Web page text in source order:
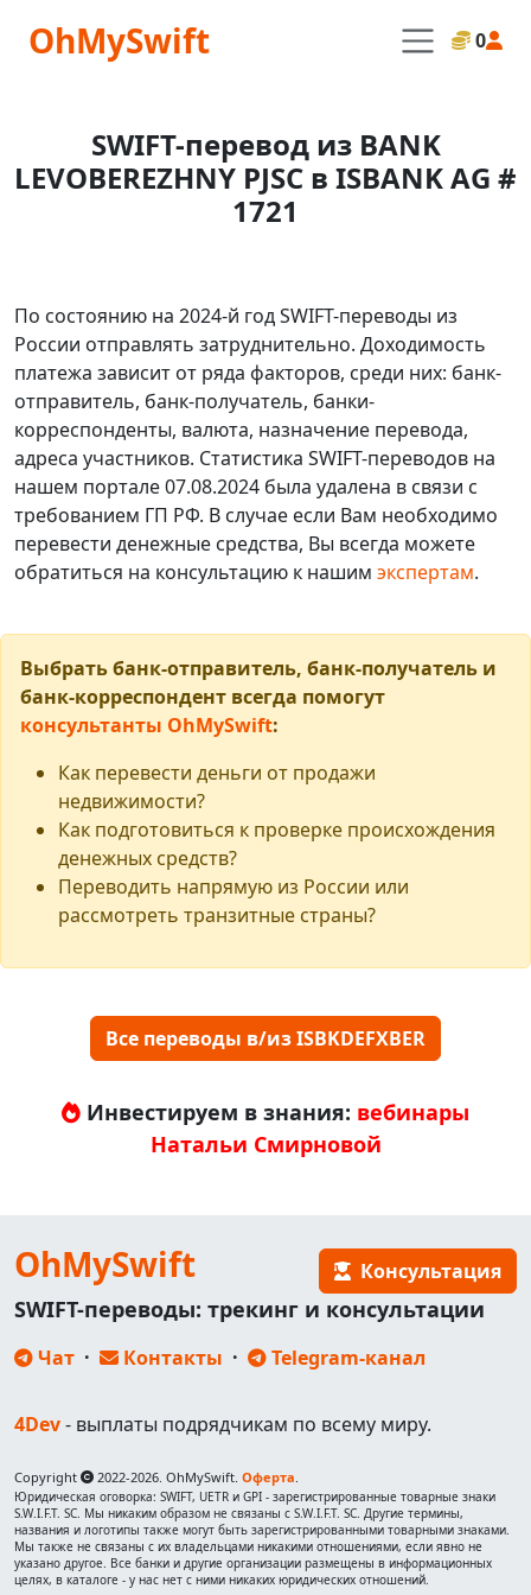
OhMySwift 0
SWIFT-перевод из BANK
LEVOBEREZHNY PJSC в ISBANK AG #
1721
По состоянию на 2024-й год SWIFT-переводы из
России отправлять затруднительно. Доходимость
платежа зависит от ряда факторов, среди них: банк-
отправитель, банк-получатель, банки-
корреспонденты, валюта, назначение перевода,
адреса участников. Статистика SWIFT-переводов на
нашем портале 07.08.2024 была удалена в связи с
требованием ГП РФ. В случае если Вам необходимо
перевести денежные средства, Вы всегда можете
обратиться на консультацию к нашим экспертам.
Выбрать банк-отправитель, банк-получатель и
банк-корреспондент всегда помогут
консультанты OhMySwift:
Как перевести деньги от продажи
недвижимости?
Как подготовиться к проверке происхождения
денежных средств?
Переводить напрямую из России или
рассмотреть транзитные страны?
Все переводы в/из ISBKDEFXBER
Инвестируем в знания: вебинары
Натальи Смирновой
OhMySwift Консультация
SWIFT-переводы: трекинг и консультации
Чат · Контакты · Telegram-канал
4Dev- выплаты подрядчикам по всему миру.
Copyright 2022-2026. OhMySwift. Оферта.
Юридическая оговорка: SWIFT, UETR и GPI - зарегистрированные товарные знаки
S.W.I.F.T. SC. Мы никаким образом не связаны с S.W.I.F.T. SC. Другие термины,
названия и логотипы также могут быть зарегистрированными товарными знаками.
Мы также не связаны с их владельцами никакими отношениями, если явно не
указано другое. Все банки и другие организации размещены в информационных
целях, в каталоге - у нас нет с ними никаких юридических отношений.